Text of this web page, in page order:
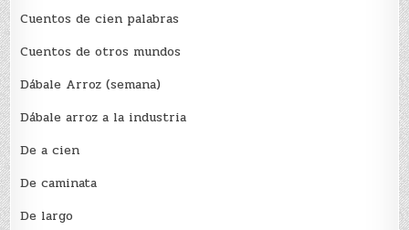
Cuentos de cien palabras
Cuentos de otros mundos
Dábale Arroz (semana)
Dábale arroz a la industria
De a cien
De caminata
De largo